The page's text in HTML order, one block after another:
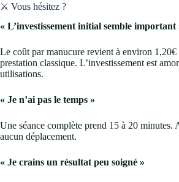
⚔️ Vous hésitez ?
« L’investissement initial semble important
Le coût par manucure revient à environ
prestation classique. L’investissement est
utilisations.
« Je n’ai pas le temps »
Une séance complète prend 15 à 20 minutes.
aucun déplacement.
« Je crains un résultat peu soigné »